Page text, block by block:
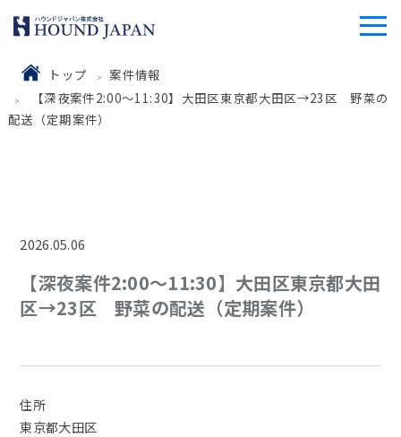
トップ
案件情報
【深夜案件2:00〜11:30】大田区東京都大田区→23区 野菜の
配送（定期案件）
2026.05.06
【深夜案件2:00〜11:30】大田区東京都大田
区→23区 野菜の配送（定期案件）
住所
東京都大田区